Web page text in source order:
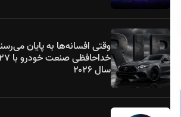
وقتی افسانه‌ها به پایان
سال ۲۰۲۶